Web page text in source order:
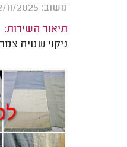
משוב: 02/11/2025
תיאור השירות:
ניקוי שטיח